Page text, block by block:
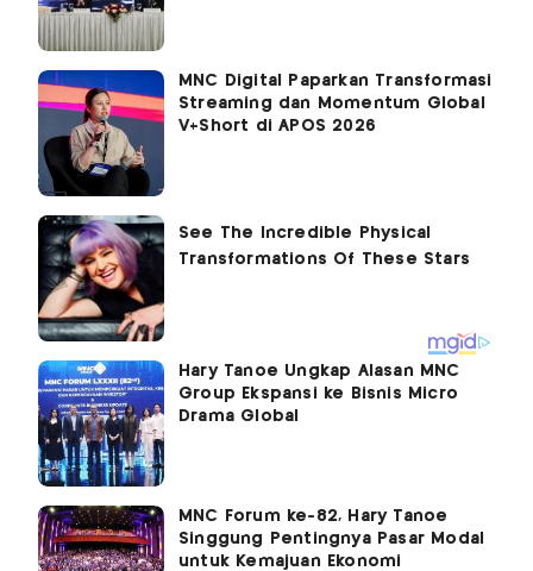
MNC Digital Paparkan Transformasi
Streaming dan Momentum Global
V+Short di APOS 2026
Hary Tanoe Ungkap Alasan MNC
Group Ekspansi ke Bisnis Micro
Drama Global
MNC Forum ke-82, Hary Tanoe
Singgung Pentingnya Pasar Modal
untuk Kemajuan Ekonomi